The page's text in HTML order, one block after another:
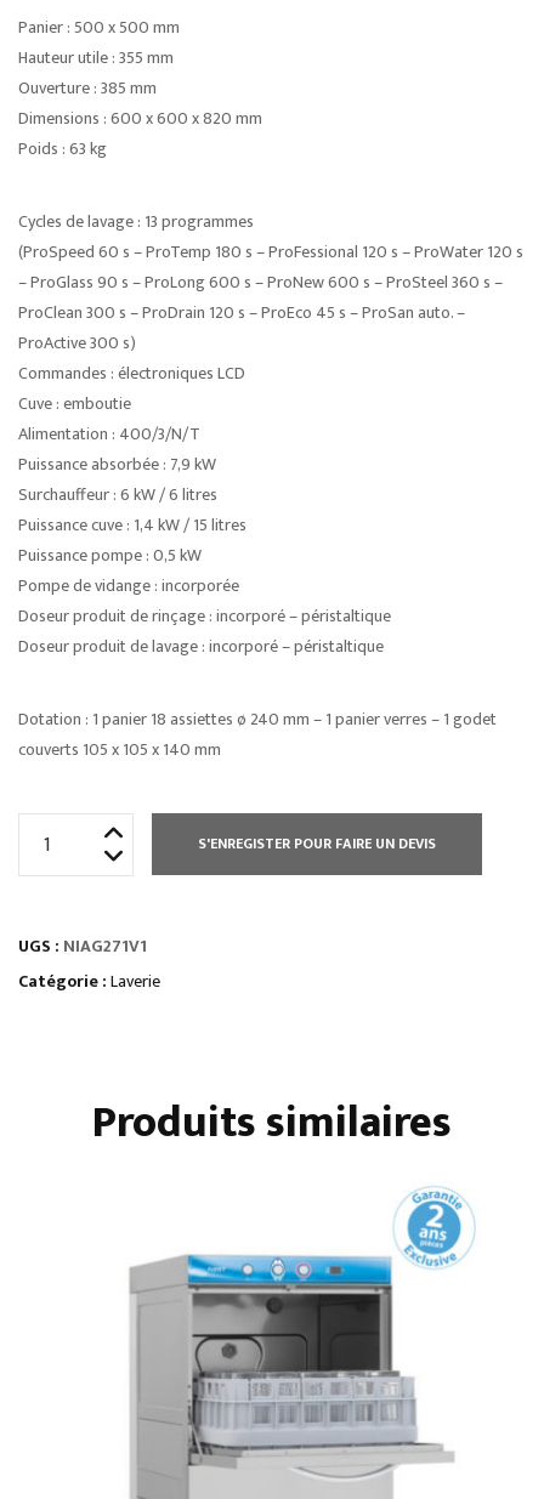
Panier : 500 x 500 mm
Hauteur utile : 355 mm
Ouverture : 385 mm
Dimensions : 600 x 600 x 820 mm
Poids : 63 kg
Cycles de lavage : 13 programmes
(ProSpeed 60 s – ProTemp 180 s – ProFessional 120 s – ProWater 120 s
– ProGlass 90 s – ProLong 600 s – ProNew 600 s – ProSteel 360 s –
ProClean 300 s – ProDrain 120 s – ProEco 45 s – ProSan auto. –
ProActive 300 s)
Commandes : électroniques LCD
Cuve : emboutie
Alimentation : 400/3/N/T
Puissance absorbée : 7,9 kW
Surchauffeur : 6 kW / 6 litres
Puissance cuve : 1,4 kW / 15 litres
Puissance pompe : 0,5 kW
Pompe de vidange : incorporée
Doseur produit de rinçage : incorporé – péristaltique
Doseur produit de lavage : incorporé – péristaltique
Dotation : 1 panier 18 assiettes ø 240 mm – 1 panier verres – 1 godet
couverts 105 x 105 x 140 mm
NIAGARA
500
S'ENREGISTER POUR FAIRE UN DEVIS
UGS : NIAG271V1
Catégorie :Laverie
Produits similaires